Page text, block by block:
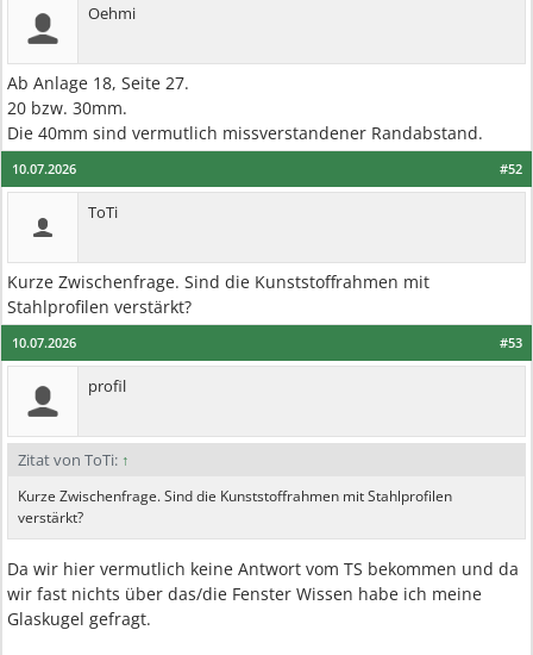
Oehmi
Ab Anlage 18, Seite 27.
20 bzw. 30mm.
Die 40mm sind vermutlich missverstandener Randabstand.
#52
10.07.2026
ToTi
Kurze Zwischenfrage. Sind die Kunststoffrahmen mit
Stahlprofilen verstärkt?
#53
10.07.2026
profil
Zitat von ToTi: ↑
Kurze Zwischenfrage. Sind die Kunststoffrahmen mit Stahlprofilen
verstärkt?
Da wir hier vermutlich keine Antwort vom TS bekommen und da
wir fast nichts über das/die Fenster Wissen habe ich meine
Glaskugel gefragt.